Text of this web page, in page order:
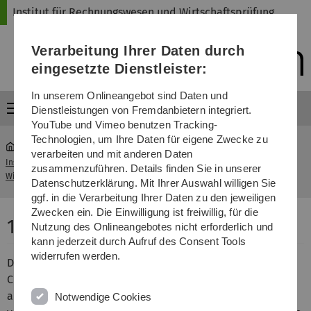
Direkt
Direkt
Direkt
(Sprache,
Drucken,
Media)
Direkt
Direkt
Institut für Rechnungswesen und Wirtschaftsprüfung
Menü
Institut für Rechnungswesen und
Wirtschaftsprüfung
... Konzept
13b-Bachelor in Ulm
Der 13b-Bachelor bietet Ihnen die außergewöhnliche
Chance, sich bereits im ersten Studienabschnitt optimal
auf eine spätere Tätigkeit in der Wirtschaftsprüfung
Verarbeitung Ihrer Daten durch
eingesetzte Dienstleister:
In unserem Onlineangebot sind Daten und
Dienstleistungen von Fremdanbietern integriert.
YouTube und Vimeo benutzen Tracking-
Technologien, um Ihre Daten für eigene Zwecke zu
verarbeiten und mit anderen Daten
zusammenzuführen. Details finden Sie in unserer
Datenschutzerklärung. Mit Ihrer Auswahl willigen Sie
ggf. in die Verarbeitung Ihrer Daten zu den jeweiligen
Zwecken ein. Die Einwilligung ist freiwillig, für die
Nutzung des Onlineangebotes nicht erforderlich und
kann jederzeit durch Aufruf des Consent Tools
widerrufen werden.
Notwendige Cookies